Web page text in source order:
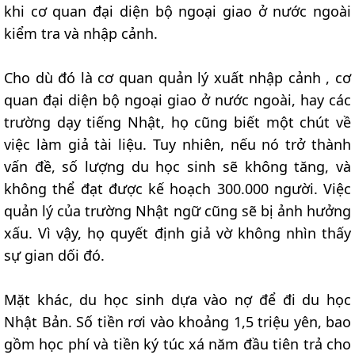
khi cơ quan đại diện bộ ngoại giao ở nước ngoài
kiểm tra và nhập cảnh.
Cho dù đó là cơ quan quản lý xuất nhập cảnh , cơ
quan đại diện bộ ngoại giao ở nước ngoài, hay các
trường dạy tiếng Nhật, họ cũng biết một chút về
việc làm giả tài liệu. Tuy nhiên, nếu nó trở thành
vấn đề, số lượng du học sinh sẽ không tăng, và
không thể đạt được kế hoạch 300.000 người. Việc
quản lý của trường Nhật ngữ cũng sẽ bị ảnh hưởng
xấu. Vì vậy, họ quyết định giả vờ không nhìn thấy
sự gian dối đó.
Mặt khác, du học sinh dựa vào nợ để đi du học
Nhật Bản. Số tiền rơi vào khoảng 1,5 triệu yên, bao
gồm học phí và tiền ký túc xá năm đầu tiên trả cho